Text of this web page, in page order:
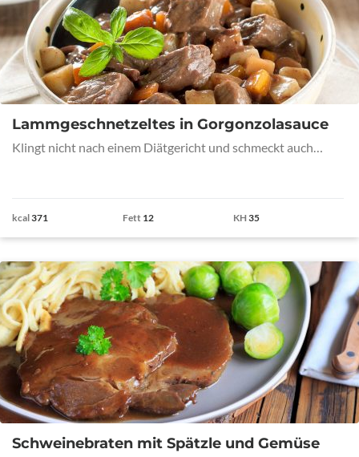
Lammgeschnetzeltes in Gorgonzolasauce
Klingt nicht nach einem Diätgericht und schmeckt auch…
kcal371 Fett 12 KH35
Schweinebraten mit Spätzle und Gemüse